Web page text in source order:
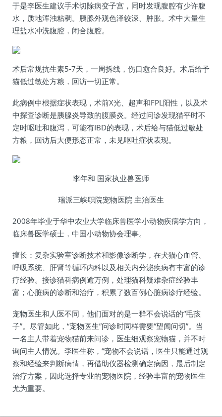
于是李医生建议手术切除病变子宫，同时发现腹腔有少许腹
水，质地浑浊粘稠。胰腺外观色泽较深、肿胀。术中大量生
理盐水冲洗腹腔，闭合腹腔。
术后常规抗生素5-7天，一周拆线，伤口愈合良好。术后给予
猫低过敏处方粮，回访一切正常。
此病例中根据症状表现，术前X光、超声和FPL阳性，以及术
中探查诊断是胰腺炎导致的腹膜炎。经过问诊发现猫平时不
定时呕吐和腹泻，可能有IBD的表现，术后给与猫低过敏处
方粮，回访后大便形态正常，未见呕吐症状表现。
李年和 国家执业兽医师
瑞派三峡职院宠物医院 主治医生
2008年毕业于华中农业大学临床兽医学小动物疾病学方向，
临床兽医学硕士，中国小动物协会理事。
擅长：复杂实验室诊断技术和影像诊断学，在犬猫心血管、
呼吸系统、肝肾等循环内科以及相关内分泌疾病有丰富的诊
疗经验。接诊猫科病例逾万例，处理猫科疑难杂症经验丰
富；心脏病的诊断和治疗，积累了数百例心脏病诊疗经验。
宠物医生和人医不同，他们面对的是一群不会说话的“毛孩
子”。尽管如此，“宠物医生”问诊时同样需要“望闻问切”。当
一名主人带着宠物猫前来问诊，医生细观察宠物猫，并不时
询问主人情况。李医生称，“宠物不会说话，医生只能通过观
察和经验来判断病情，再借助仪器检测确定病因，最后制定
治疗方案，因此选择专业的宠物医院，经验丰富的宠物医生
尤为重要。